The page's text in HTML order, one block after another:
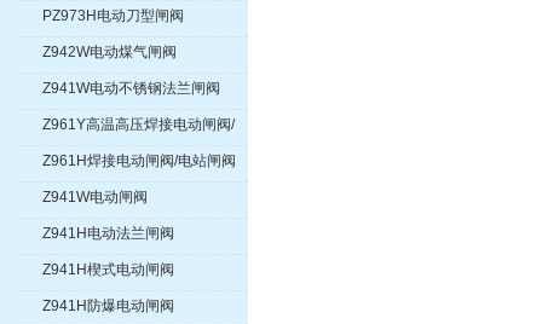
PZ973H电动刀型闸阀
Z942W电动煤气闸阀
Z941W电动不锈钢法兰闸阀
Z961Y高温高压焊接电动闸阀/
电站闸阀
Z961H焊接电动闸阀/电站闸阀
Z941W电动闸阀
Z941H电动法兰闸阀
Z941H楔式电动闸阀
Z941H防爆电动闸阀